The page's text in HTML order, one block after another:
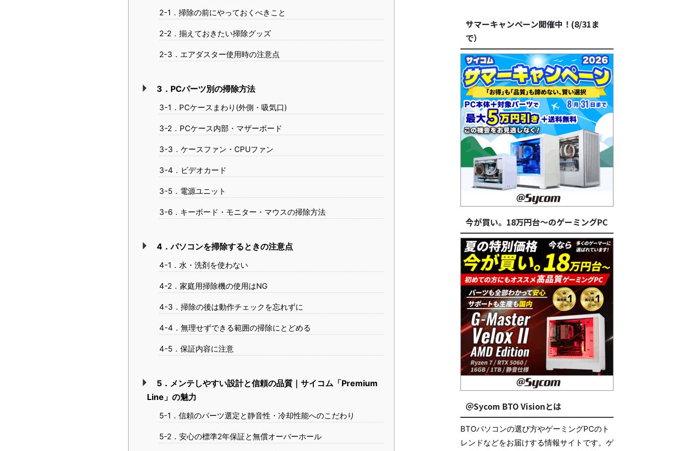
2-1．掃除の前にやっておくべきこと
2-2．揃えておきたい掃除グッズ
2-3．エアダスター使用時の注意点
3．PCパーツ別の掃除方法
3-1．PCケースまわり(外側・吸気口)
3-2．PCケース内部・マザーボード
3-3．ケースファン・CPUファン
3-4．ビデオカード
3-5．電源ユニット
3-6．キーボード・モニター・マウスの掃除方法
4．パソコンを掃除するときの注意点
4-1．水・洗剤を使わない
4-2．家庭用掃除機の使用はNG
4-3．掃除の後は動作チェックを忘れずに
4-4．無理せずできる範囲の掃除にとどめる
4-5．保証内容に注意
5．メンテしやすい設計と信頼の品質｜サイコム「Premium
Line」の魅力
5-1．信頼のパーツ選定と静音性・冷却性能へのこだわり
5-2．安心の標準2年保証と無償オーバーホール
サマーキャンペーン開催中！(8/31ま
で）
今が買い。18万円台～のゲーミングPC
＠Sycom BTO Visionとは
BTOパソコンの選び方やゲーミングPCのト
レンドなどをお届けする情報サイトです。ゲ